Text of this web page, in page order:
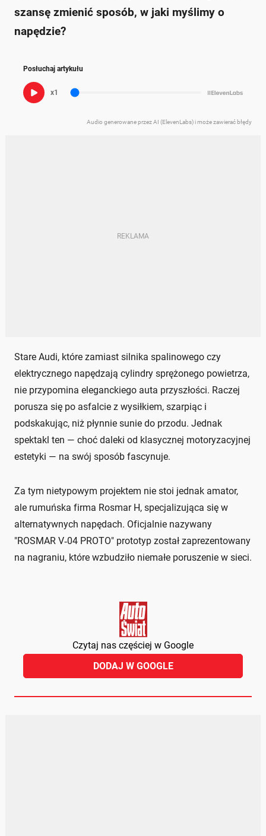
szansę zmienić sposób, w jaki myślimy o
napędzie?
Posłuchaj artykułu
x1
Audio generowane przez AI (ElevenLabs) i może zawierać błędy
Stare Audi, które zamiast silnika spalinowego czy
elektrycznego napędzają cylindry sprężonego powietrza,
nie przypomina eleganckiego auta przyszłości. Raczej
porusza się po asfalcie z wysiłkiem, szarpiąc i
podskakując, niż płynnie sunie do przodu. Jednak
spektakl ten — choć daleki od klasycznej motoryzacyjnej
estetyki — na swój sposób fascynuje.
Za tym nietypowym projektem nie stoi jednak amator,
ale rumuńska firma Rosmar H, specjalizująca się w
alternatywnych napędach. Oficjalnie nazywany
"ROSMAR V‑04 PROTO" prototyp został zaprezentowany
na nagraniu, które wzbudziło niemałe poruszenie w sieci.
Czytaj nas częściej w Google
DODAJ W GOOGLE